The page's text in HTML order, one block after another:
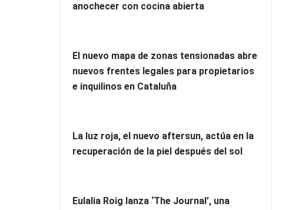
anochecer con cocina abierta
El nuevo mapa de zonas tensionadas abre
nuevos frentes legales para propietarios
e inquilinos en Cataluña
La luz roja, el nuevo aftersun, actúa en la
recuperación de la piel después del sol
Eulalia Roig lanza ‘The Journal’, una